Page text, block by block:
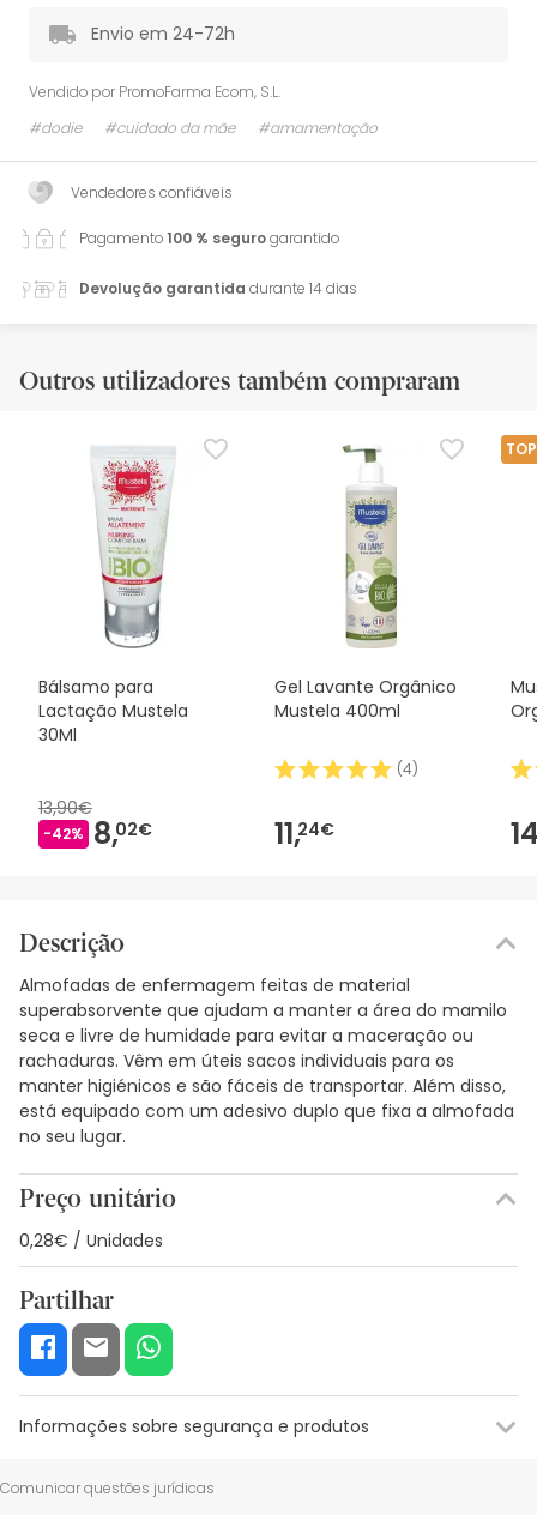
Envio em 24-72h
Vendido por PromoFarma Ecom, S.L.
#dodie
#cuidado da mãe #amamentação
Vendedores confiáveis
Pagamento100 % segurogarantido
Devolução garantida durante 14 dias
Outros utilizadores também compraram
Bálsamo para
Lactação Mustela
30Ml
13,90€
-42% 8,02€
Gel Lavante Orgânico
Mustela 400ml
(4)
11,24€
Descrição
Almofadas de enfermagem feitas de material
superabsorvente que ajudam a manter a área do mamilo
seca e livre de humidade para evitar a maceração ou
rachaduras. Vêm em úteis sacos individuais para os
manter higiénicos e são fáceis de transportar. Além disso,
está equipado com um adesivo duplo que fixa a almofada
no seu lugar.
Preço unitário
0,28€ / Unidades
Partilhar
Informações sobre segurança e produtos
Recursos de segurança visual
Comunicar questões jurídicas